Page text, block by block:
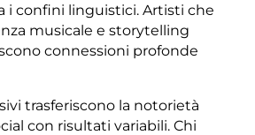
i confini linguistici. Artisti che
musicale e storytelling
connessioni profonde
trasferiscono la notorietà
con risultati variabili. Chi